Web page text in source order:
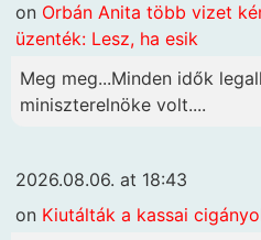
on Orbán Anita több vizet
üzenték: Lesz, ha esik
Meg meg...Minden idők
miniszterelnöke volt....
2026.08.06. at 18:43
on Kiutálták a kassai